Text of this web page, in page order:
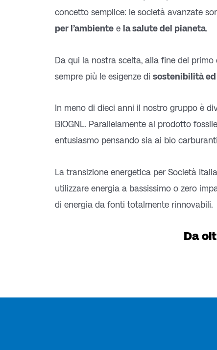
concetto semplice: le società avanzate
per l’ambiente e la salute del pianeta.
Da qui la nostra scelta, alla fine del
sempre più le esigenze di sostenibilità
In meno di dieci anni il nostro gruppo è
BIOGNL. Parallelamente al prodotto
entusiasmo pensando sia ai bio
La transizione energetica per Società
utilizzare energia a bassissimo o zero
di energia da fonti totalmente rinnovabili.
Da